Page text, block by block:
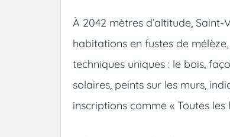
À 2042 mètres d’altitude, Saint-
habitations en fustes de
techniques uniques : le bois,
solaires, peints sur les murs,
inscriptions comme « Toutes